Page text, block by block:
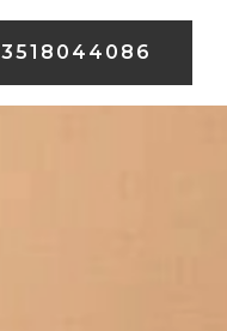
3518044086